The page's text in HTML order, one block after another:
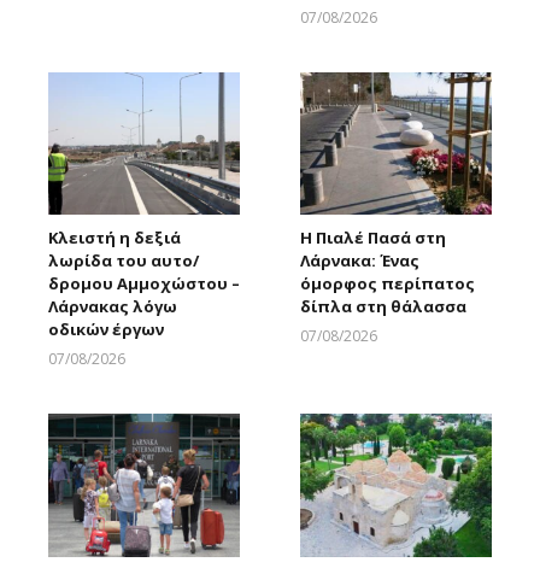
07/08/2026
Κλειστή η δεξιά
λωρίδα του αυτο/
δρομου Αμμοχώστου –
Λάρνακας λόγω
οδικών έργων
07/08/2026
Η Πιαλέ Πασά στη
Λάρνακα: Ένας
όμορφος περίπατος
δίπλα στη θάλασσα
07/08/2026